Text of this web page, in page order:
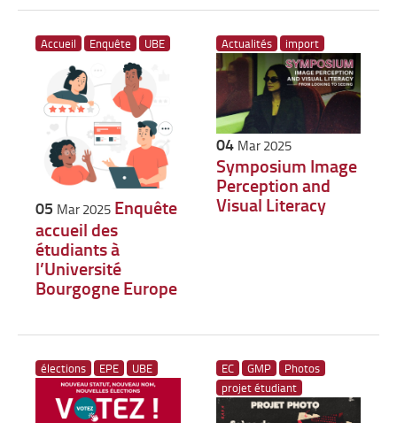
Accueil Enquête UBE
05 Mar 2025 Enquête
accueil des
étudiants à
l’Université
Bourgogne Europe
Actualités import
04 Mar 2025
Symposium Image
Perception and
Visual Literacy
élections EPE UBE EC GMP
Photos
projet étudiant